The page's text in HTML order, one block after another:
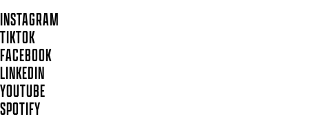
INSTAGRAM
TIKTOK
FACEBOOK
LINKEDIN
YOUTUBE
SPOTIFY